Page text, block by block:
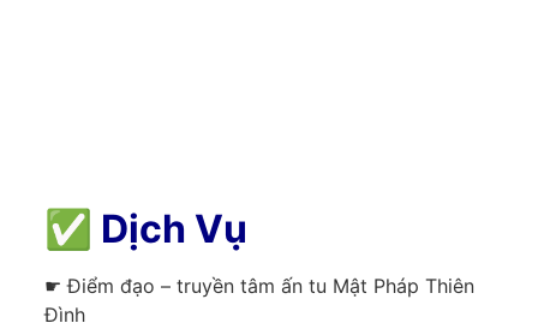
✅ Dịch Vụ
☛ Điểm đạo – truyền tâm ấn tu Mật Pháp Thiên
Đình